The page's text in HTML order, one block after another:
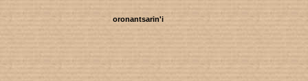
oronantsarin'i